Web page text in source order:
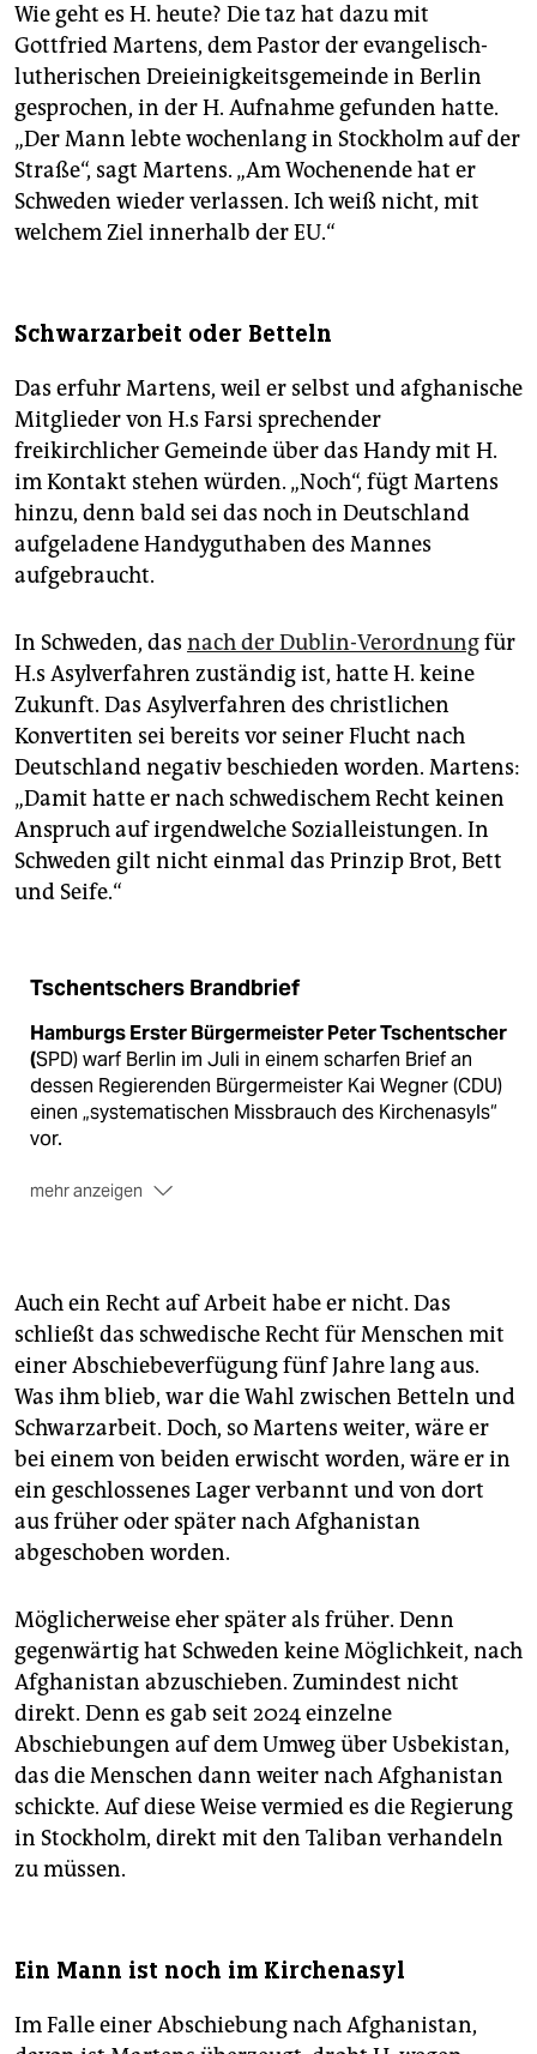
Wie geht es H. heute? Die taz hat dazu mit
Gottfried Martens, dem Pastor der evangelisch-
lutherischen Dreieinigkeitsgemeinde in Berlin
gesprochen, in der H. Aufnahme gefunden hatte.
„Der Mann lebte wochenlang in Stockholm auf der
Straße“, sagt Martens. „Am Wochenende hat er
Schweden wieder verlassen. Ich weiß nicht, mit
welchem Ziel innerhalb der EU.“
Schwarzarbeit oder Betteln
Das erfuhr Martens, weil er selbst und afghanische
Mitglieder von H.s Farsi sprechender
freikirchlicher Gemeinde über das Handy mit H.
im Kontakt stehen würden. „Noch“, fügt Martens
hinzu, denn bald sei das noch in Deutschland
aufgeladene Handyguthaben des Mannes
aufgebraucht.
In Schweden, das nach der Dublin-Verordnungfür
H.s Asylverfahren zuständig ist, hatte H. keine
Zukunft. Das Asylverfahren des christlichen
Konvertiten sei bereits vor seiner Flucht nach
Deutschland negativ beschieden worden. Martens:
„Damit hatte er nach schwedischem Recht keinen
Anspruch auf irgendwelche Sozialleistungen. In
Schweden gilt nicht einmal das Prinzip Brot, Bett
und Seife.“
Tschentschers Brandbrief
Hamburgs Erster Bürgermeister Peter Tschentscher
(SPD) warf Berlin im Juli in einem scharfen Brief an
dessen Regierenden Bürgermeister Kai Wegner (CDU)
einen „systematischen Missbrauch des Kirchenasyls“
vor.
mehr anzeigen
Amtshilfe ab, da es das Kirchenasyl respektiert.
Tschentscher sprach von einem „Angriff auf den
Rechtsstaat“, da Fristen abliefen und
Gerichtsbeschlüsse missachtet würden.
Die Flüchtlingsbeauftragte der Nordkirche , Dietlind
Jochims, kritisierte die Tonlage als „bestürzend“ und
forderte einen Dialog; die Ökumenische
Bundesarbeitsgemeinschaft Asyl in der Kirche sah die
Vorwürfe als Angriff auf Ehrenamtliche.
Auch ein Recht auf Arbeit habe er nicht. Das
schließt das schwedische Recht für Menschen mit
einer Abschiebeverfügung fünf Jahre lang aus.
Was ihm blieb, war die Wahl zwischen Betteln und
Schwarzarbeit. Doch, so Martens weiter, wäre er
bei einem von beiden erwischt worden, wäre er in
ein geschlossenes Lager verbannt und von dort
aus früher oder später nach Afghanistan
abgeschoben worden.
Möglicherweise eher später als früher. Denn
gegenwärtig hat Schweden keine Möglichkeit, nach
Afghanistan abzuschieben. Zumindest nicht
direkt. Denn es gab seit 2024 einzelne
Abschiebungen auf dem Umweg über Usbekistan,
das die Menschen dann weiter nach Afghanistan
schickte. Auf diese Weise vermied es die Regierung
in Stockholm, direkt mit den Taliban verhandeln
zu müssen.
Ein Mann ist noch im Kirchenasyl
Im Falle einer Abschiebung nach Afghanistan,